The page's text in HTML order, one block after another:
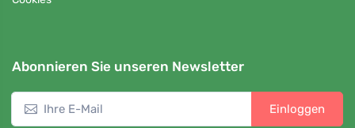
Abonnieren Sie unseren Newsletter
Einloggen